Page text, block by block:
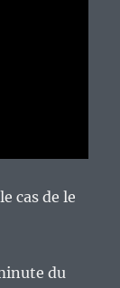
cas de le
du